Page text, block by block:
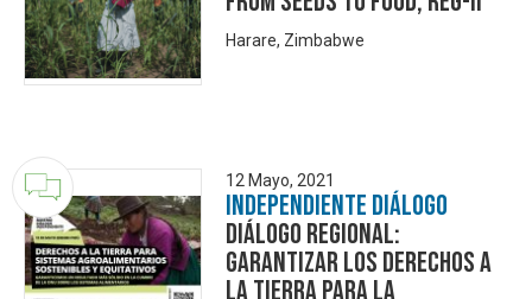
Harare, Zimbabwe
12 Mayo, 2021
Independiente Diálogo
Diálogo Regional:
Garantizar los derechos a
la tierra para la